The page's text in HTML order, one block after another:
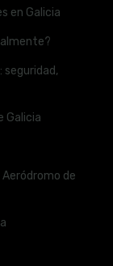
en Galicia
seguridad,
Galicia
de